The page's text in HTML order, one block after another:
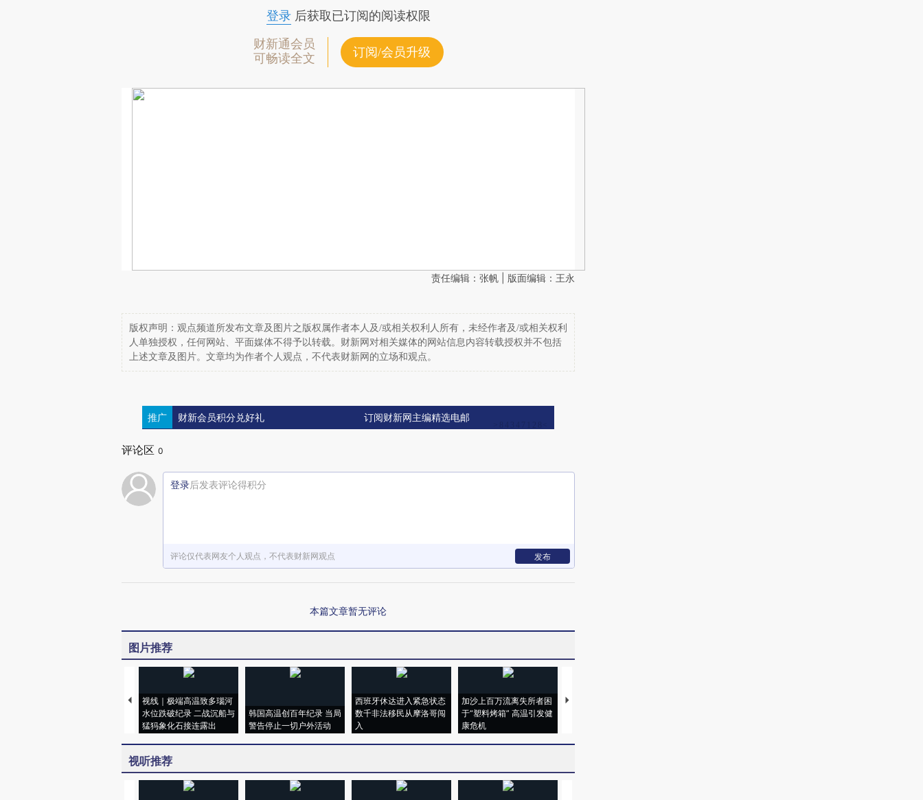
登录后获取已订阅的阅读权限
财新通会员
可畅读全文
订阅/会员升级
责任编辑：张帆 | 版面编辑：王永
版权声明：观点频道所发布文章及图片之版权属作者本人及/或相关权利人所有，未经作者及/或相关权利
人单独授权，任何网站、平面媒体不得予以转载。财新网对相关媒体的网站信息内容转载授权并不包括
上述文章及图片。文章均为作者个人观点，不代表财新网的立场和观点。
推广 财新会员积分兑好礼 订阅财新网主编精选电邮
评论区 0
登录后发表评论得积分
评论仅代表网友个人观点，不代表财新网观点 发布
本篇文章暂无评论
图片推荐
视线｜极端高温致多瑙河
水位跌破纪录 二战沉船与
猛犸象化石接连露出
韩国高温创百年纪录 当局
警告停止一切户外活动
西班牙休达进入紧急状态
数千非法移民从摩洛哥闯
入
加沙上百万流离失所者困
于“塑料烤箱” 高温引发健
康危机
视线｜HYROX的吸金
视听推荐